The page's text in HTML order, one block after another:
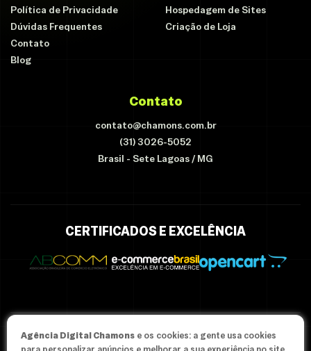
Política de Privacidade
Dúvidas Frequentes
Contato
Blog
Hospedagem de Sites
Criação de Loja
Contato
contato@chamons.com.br
(31) 3026-5052
Brasil - Sete Lagoas / MG
CERTIFICADOS E EXCELÊNCIA
© Since 2012-2026 Agência Chamons - Todos os direitos
Agência Digital Chamons e os cookies: a gente usa cookies